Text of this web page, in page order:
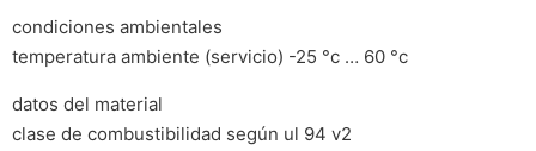
condiciones ambientales
temperatura ambiente (servicio) -25 °c … 60 °c
datos del material
clase de combustibilidad según ul 94 v2